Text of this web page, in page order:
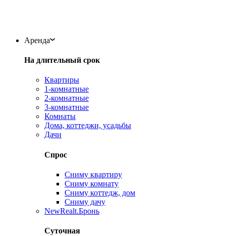
Аренда
На длительный срок
Квартиры
1-комнатные
2-комнатные
3-комнатные
Комнаты
Дома, коттеджи, усадьбы
Дачи
Спрос
Сниму квартиру
Сниму комнату
Сниму коттедж, дом
Сниму дачу
NewRealt.Бронь
Суточная